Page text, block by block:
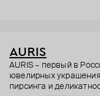
AURIS
AURIS – первый в
ювелирных
пирсинга и